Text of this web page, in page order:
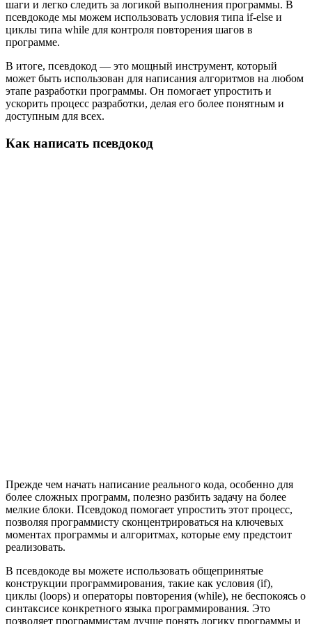
шаги и легко следить за логикой выполнения программы. В
псевдокоде мы можем использовать условия типа if-else и
циклы типа while для контроля повторения шагов в
программе.
В итоге, псевдокод — это мощный инструмент, который
может быть использован для написания алгоритмов на любом
этапе разработки программы. Он помогает упростить и
ускорить процесс разработки, делая его более понятным и
доступным для всех.
Как написать псевдокод
Прежде чем начать написание реального кода, особенно для
более сложных программ, полезно разбить задачу на более
мелкие блоки. Псевдокод помогает упростить этот процесс,
позволяя программисту сконцентрироваться на ключевых
моментах программы и алгоритмах, которые ему предстоит
реализовать.
В псевдокоде вы можете использовать общепринятые
конструкции программирования, такие как условия (if),
циклы (loops) и операторы повторения (while), не беспокоясь о
синтаксисе конкретного языка программирования. Это
позволяет программистам лучше понять логику программы и